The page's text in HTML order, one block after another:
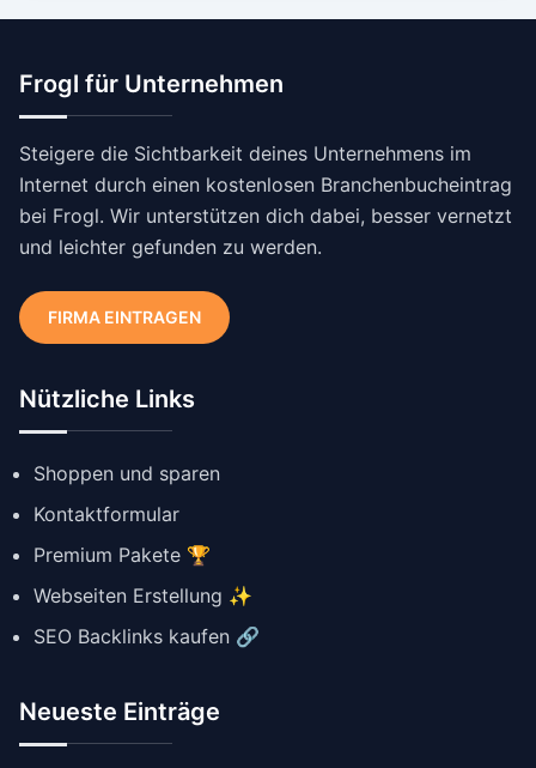
Frogl für Unternehmen
Steigere die Sichtbarkeit deines Unternehmens im
Internet durch einen kostenlosen Branchenbucheintrag
bei Frogl. Wir unterstützen dich dabei, besser vernetzt
und leichter gefunden zu werden.
FIRMA EINTRAGEN
Nützliche Links
Shoppen und sparen
Kontaktformular
Premium Pakete 🏆
Webseiten Erstellung ✨
SEO Backlinks kaufen 🔗
Neueste Einträge